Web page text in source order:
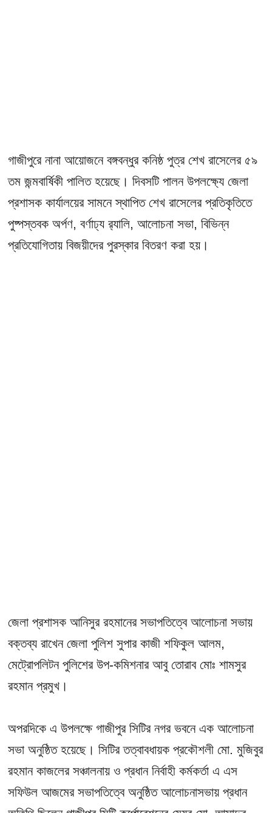
গাজীপুরে নানা আয়োজনে বঙ্গবন্ধুর কনিষ্ঠ পুত্র শেখ রাসেলের ৫৯
তম জন্মবার্ষিকী পালিত হয়েছে। দিবসটি পালন উপলক্ষ্যে জেলা
প্রশাসক কার্যালয়ের সামনে স্থাপিত শেখ রাসেলের প্রতিকৃতিতে
পুষ্পস্তবক অর্পণ, বর্ণাঢ্য র‌্যালি, আলোচনা সভা, বিভিন্ন
প্রতিযোগিতায় বিজয়ীদের পুরস্কার বিতরণ করা হয়।
জেলা প্রশাসক আনিসুর রহমানের সভাপতিত্বে আলোচনা সভায়
বক্তব্য রাখেন জেলা পুলিশ সুপার কাজী শফিকুল আলম,
মেট্রোপলিটন পুলিশের উপ-কমিশনার আবু তোরাব মোঃ শামসুর
রহমান প্রমুখ।
অপরদিকে এ উপলক্ষে গাজীপুর সিটির নগর ভবনে এক আলোচনা
সভা অনুষ্ঠিত হয়েছে। সিটির তত্বাবধায়ক প্রকৌশলী মো. মুজিবুর
রহমান কাজলের সঞ্চালনায় ও প্রধান নির্বাহী কর্মকর্তা এ এস
সফিউল আজমের সভাপতিত্বে অনুষ্ঠিত আলোচনাসভায় প্রধান